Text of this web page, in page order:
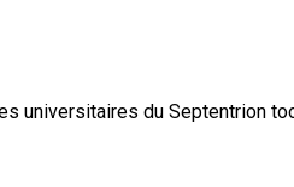
du Septentrion